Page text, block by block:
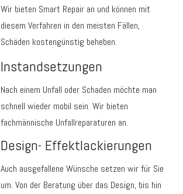
Wir bieten Smart Repair an und können mit
diesem Verfahren in den meisten Fällen,
Schäden kostengünstig beheben.
Instandsetzungen
Nach einem Unfall oder Schaden möchte man
schnell wieder mobil sein. Wir bieten
fachmännische Unfallreparaturen an.
Design- Effektlackierungen
Auch ausgefallene Wünsche setzen wir für Sie
um. Von der Beratung über das Design, bis hin